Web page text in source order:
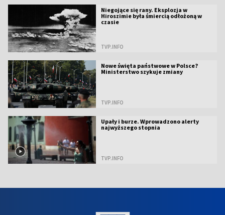
Niegojące się rany. Eksplozja w
Hiroszimie była śmiercią odłożoną w
czasie
TVP.INFO
Nowe święta państwowe w Polsce?
Ministerstwo szykuje zmiany
TVP.INFO
Upały i burze. Wprowadzono alerty
najwyższego stopnia
TVP.INFO